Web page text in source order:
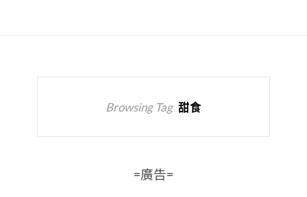
Browsing Tag 甜食
=廣告=